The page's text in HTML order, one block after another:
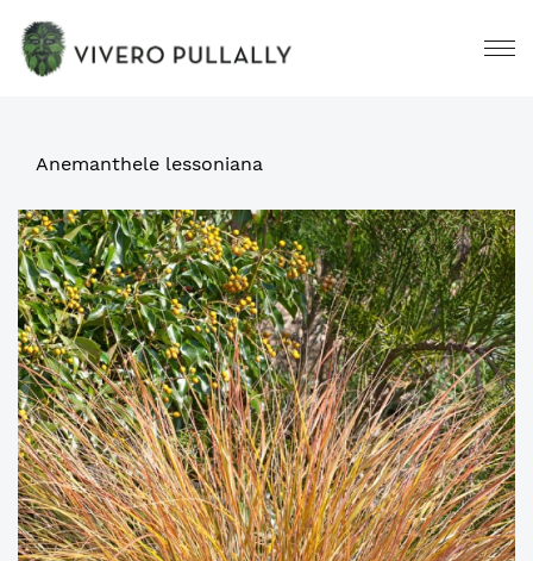
Anemanthele lessoniana